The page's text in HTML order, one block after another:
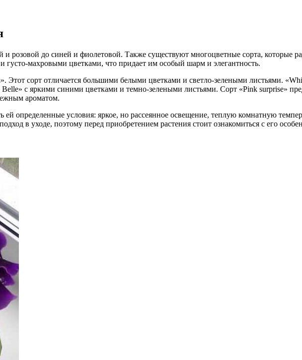
и розовой до синей и фиолетовой. Также существуют многоцветные сорта, которые
махровыми цветками, что придает им особый шарм и элегантность.
Этот сорт отличается большими белыми цветками и светло-зелеными листьями.
с яркими синими цветками и темно-зелеными листьями. Сорт «Pink surprise»
ароматом.
определенные условия: яркое, но рассеянное освещение, теплую комнатную
в уходе, поэтому перед приобретением растения стоит ознакомиться с его